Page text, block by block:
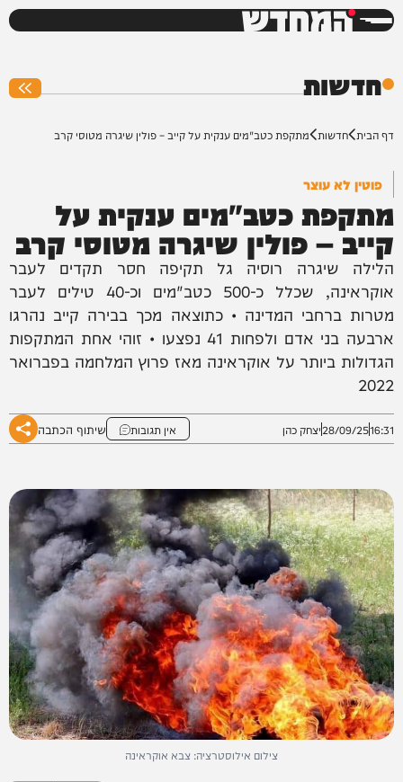
המחדש
חדשות
דף הבית חדשות מתקפת כטב"מים ענקית על קייב – פולין שיגרה מטוסי קרב
פוטין לא עוצר
מתקפת כטב"מים ענקית על
קייב – פולין שיגרה מטוסי קרב
הלילה שיגרה רוסיה גל תקיפה חסר תקדים לעבר
אוקראינה, שכלל כ-500 כטב"מים וכ-40 טילים לעבר
מטרות ברחבי המדינה • כתוצאה מכך בבירה קייב נהרגו
ארבעה בני אדם ולפחות 41 נפצעו • זוהי אחת המתקפות
הגדולות ביותר על אוקראינה מאז פרוץ המלחמה בפברואר
2022
16:31
28/09/25יצחק כהן אין תגובות שיתוף הכתבה
צילום אילוסטרציה: צבא אוקראינה